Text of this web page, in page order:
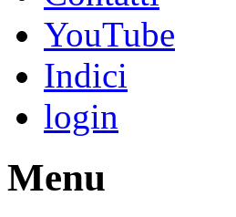
YouTube
Indici
login
Menu